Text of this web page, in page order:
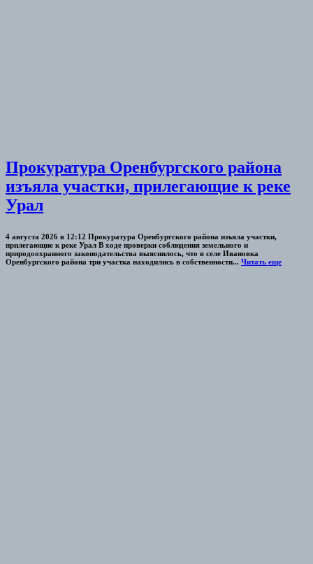
Прокуратура Оренбургского района
изъяла участки, прилегающие к реке
Урал
4 августа 2026 в 12:12 Прокуратура Оренбургского района изъяла участки,
прилегающие к реке Урал В ходе проверки соблюдения земельного и
природоохранного законодательства выяснилось, что в селе Ивановка
Оренбургского района три участка находились в собственности... Читать еще